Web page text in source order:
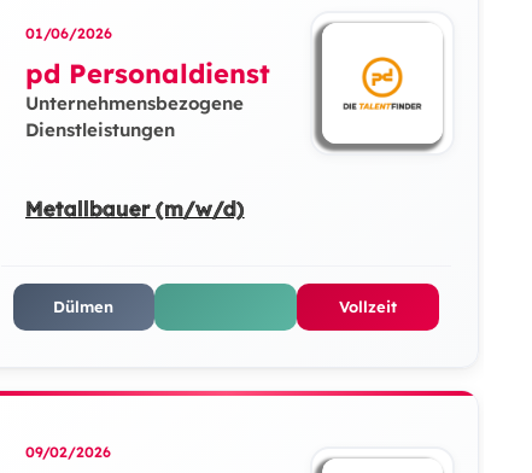
01/06/2026
pd Personaldienst
Unternehmensbezogene
Dienstleistungen
Metallbauer (m/w/d)
Dülmen Vollzeit
09/02/2026